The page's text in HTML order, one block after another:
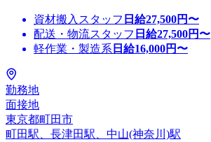
資材搬入スタッフ 日給27,500円〜
配送・物流スタッフ 日給27,500円〜
軽作業・製造系 日給16,000円〜
勤務地
面接地
東京都町田市
町田駅、長津田駅、中山(神奈川)駅